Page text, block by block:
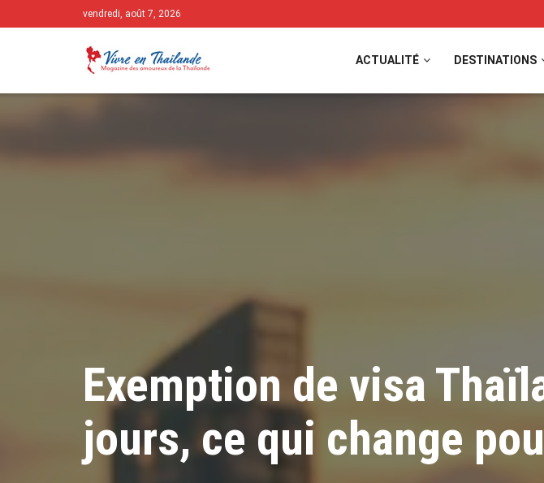
vendredi, août 7, 2026
ACTUALITÉ DESTINATIONS
Exemption de visa
jours, ce qui change